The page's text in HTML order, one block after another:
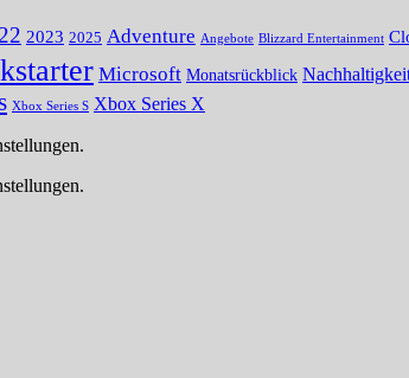
2023 2025 Adventure Angebote Blizzard Entertainment
Microsoft Monatsrückblick
Xbox Series S Xbox Series X